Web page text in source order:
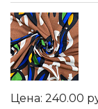
240.00